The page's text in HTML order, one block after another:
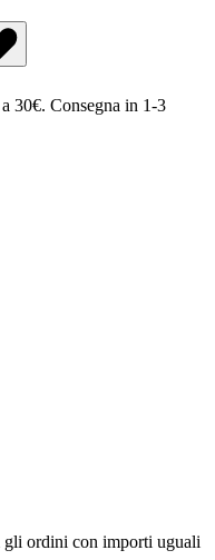
30€. Consegna in 1-3
gli ordini con importi uguali